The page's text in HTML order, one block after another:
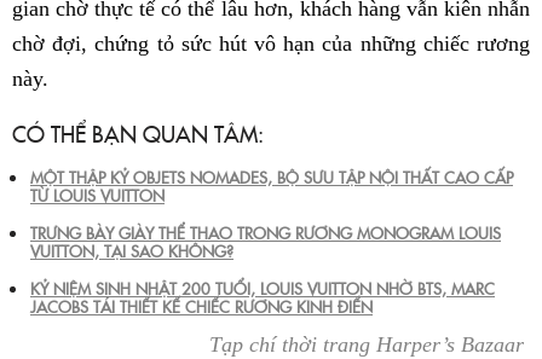
gian chờ thực tế có thể lâu hơn, khách hàng vẫn kiên nhẫn
chờ đợi, chứng tỏ sức hút vô hạn của những chiếc rương
này.
CÓ THỂ BẠN QUAN TÂM:
MỘT THẬP KỶ OBJETS NOMADES, BỘ SƯU TẬP NỘI THẤT CAO CẤP
TỪ LOUIS VUITTON
TRƯNG BÀY GIÀY THỂ THAO TRONG RƯƠNG MONOGRAM LOUIS
VUITTON, TẠI SAO KHÔNG?
KỶ NIỆM SINH NHẬT 200 TUỔI, LOUIS VUITTON NHỜ BTS, MARC
JACOBS TÁI THIẾT KẾ CHIẾC RƯƠNG KINH ĐIỂN
Tạp chí thời trang Harper’s Bazaar